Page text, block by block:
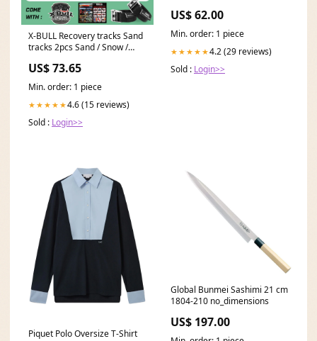
X-BULL Recovery tracks Sand
tracks 2pcs Sand / Snow /
Commercial Others
US$ 73.65
Min. order: 1 piece
★★★★★4.6 (15 reviews)
Sold : Login>>
US$ 62.00
Min. order: 1 piece
★★★★★4.2 (29 reviews)
Sold : Login>>
Piquet Polo Oversize T-Shirt
Global Bunmei Sashimi 21 cm
1804-210 no_dimensions
US$ 197.00